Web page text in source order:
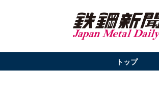
トップ